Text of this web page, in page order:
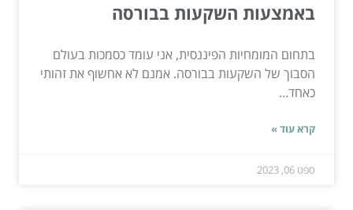
באמצעות השקעות בבורסה
בתחום המומחיות הפיננסית, אני עומד כסמכות בעולם
הסבוך של השקעות בבורסה. אמנם לא אחשוף את זהותי
כאחד...
קרא עוד »
ספט 06, 2023